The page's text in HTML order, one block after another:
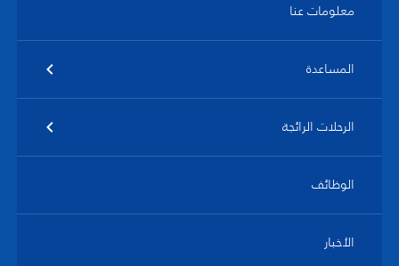
معلومات عنا
المساعدة
الرحلات الرائجة
الوظائف
الأخبار